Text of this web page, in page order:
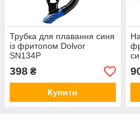
Трубка для плавання синя
із фритопом Dolvor
SN134Р
398 ₴
Купити